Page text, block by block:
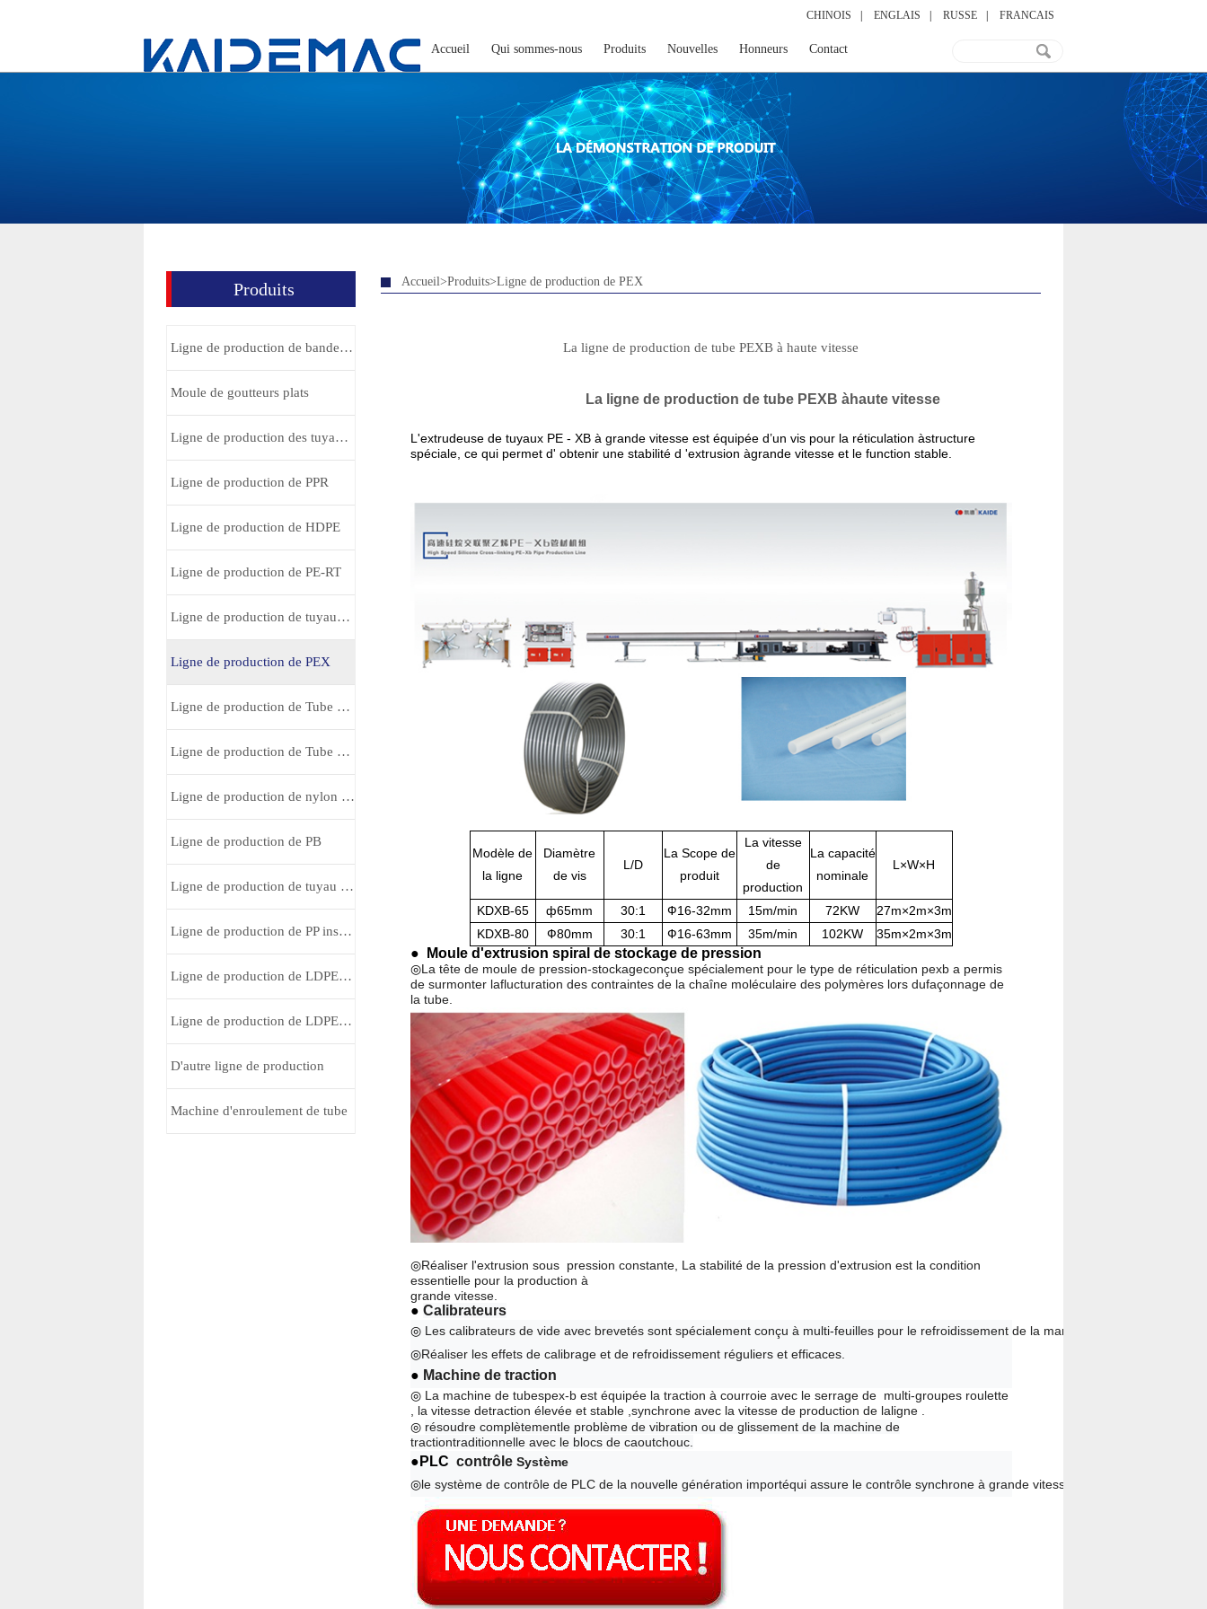
CHINOIS ENGLAIS RUSSE FRANCAIS
Accueil Qui sommes-nous Produits Nouvelles Honneurs Contact
Produits
Ligne de production de bande/tube d’irrigation goutte à goutte
Moule de goutteurs plats
Ligne de production des tuyaux composites avec multi-couches
Ligne de production de PPR
Ligne de production de HDPE
Ligne de production de PE-RT
Ligne de production de tuyaux Barrière d’oxygène
Ligne de production de PEX
Ligne de production de Tube noyau silicium pour la télécom
Ligne de production de Tube de Mousse isolante
Ligne de production de nylon PA
Ligne de production de PB
Ligne de production de tuyau médical
Ligne de production de PP insonorisant tube de multi-couches
Ligne de production de LDPE pour la purification de l’eau production ligne
Ligne de production de LDPE tube de buse/aspiration
D'autre ligne de production
Machine d'enroulement de tube
Accueil>Produits>Ligne de production de PEX
La ligne de production de tube PEXB à haute vitesse
La ligne de production de tube PEXB àhaute vitesse
L'extrudeuse de tuyaux PE - XB à grande vitesse est équipée d’un vis pour la réticulation àstructure
spéciale, ce qui permet d' obtenir une stabilité d 'extrusion àgrande vitesse et le function stable.
Modèle de
la ligne
Diamètre
de vis
L/D
La Scope de
produit
La vitesse
de
production
La capacité
nominale
L×W×H
KDXB-65 ф65mm 30:1 Ф16-32mm 15m/min 72KW
27m×2m×3m
KDXB-80
Ф80mm 30:1 Ф16-63mm 35m/min 102KW 35m×2m×3m
● Moule d'extrusion spiral de stockage de pression
◎La tête de moule de pression-stockageconçue spécialement pour le type de réticulation pexb a permis
de surmonter laflucturation des contraintes de la chaîne moléculaire des polymères lors dufaçonnage de
la tube.
◎Réaliser l'extrusion sous pression constante, La stabilité de la pression d'extrusion est la condition
essentielle pour la production à
grande vitesse.
● Calibrateurs
◎ Les calibrateurs de vide avec brevetés sont spécialement conçu à multi-feuilles pour le refroidissement de la manière de tempette avec
◎Réaliser les effets de calibrage et de refroidissement réguliers et efficaces.
● Machine de traction
◎ La machine de tubespex-b est équipée la traction à courroie avec le serrage de multi-groupes roulette
, la vitesse detraction élevée et stable ,synchrone avec la vitesse de production de laligne .
◎ résoudre complètementle problème de vibration ou de glissement de la machine de
tractiontraditionnelle avec le blocs de caoutchouc.
●PLC contrôle Système
◎le système de contrôle de PLC de la nouvelle génération importéqui assure le contrôle synchrone à grande vitesse et le fonctionnement